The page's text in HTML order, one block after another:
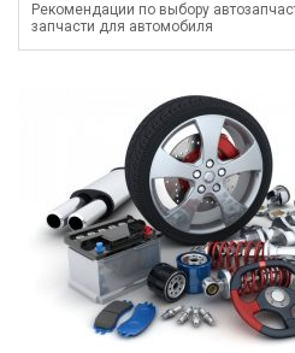
Рекомендации по выбору
запчасти для автомобиля